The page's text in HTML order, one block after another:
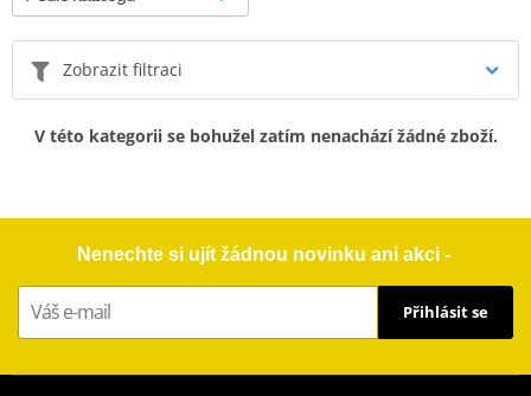
Zobrazit filtraci
V této kategorii se bohužel zatím nenachází žádné zboží.
Nenechte si ujít žádnou novinku ani akci -
Přihlásit se